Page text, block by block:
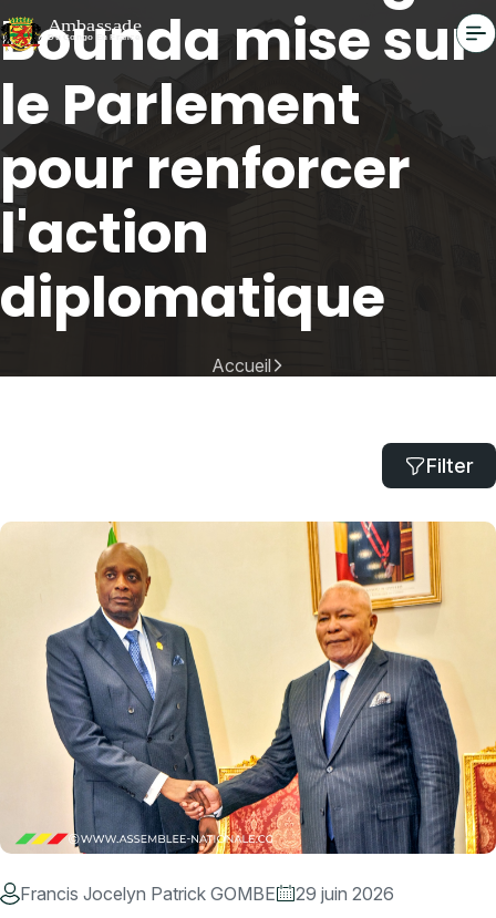
Bounda mise sur
le Parlement
pour renforcer
l'action
diplomatique
Accueil
Filter
Francis Jocelyn Patrick GOMBE 29 juin 2026